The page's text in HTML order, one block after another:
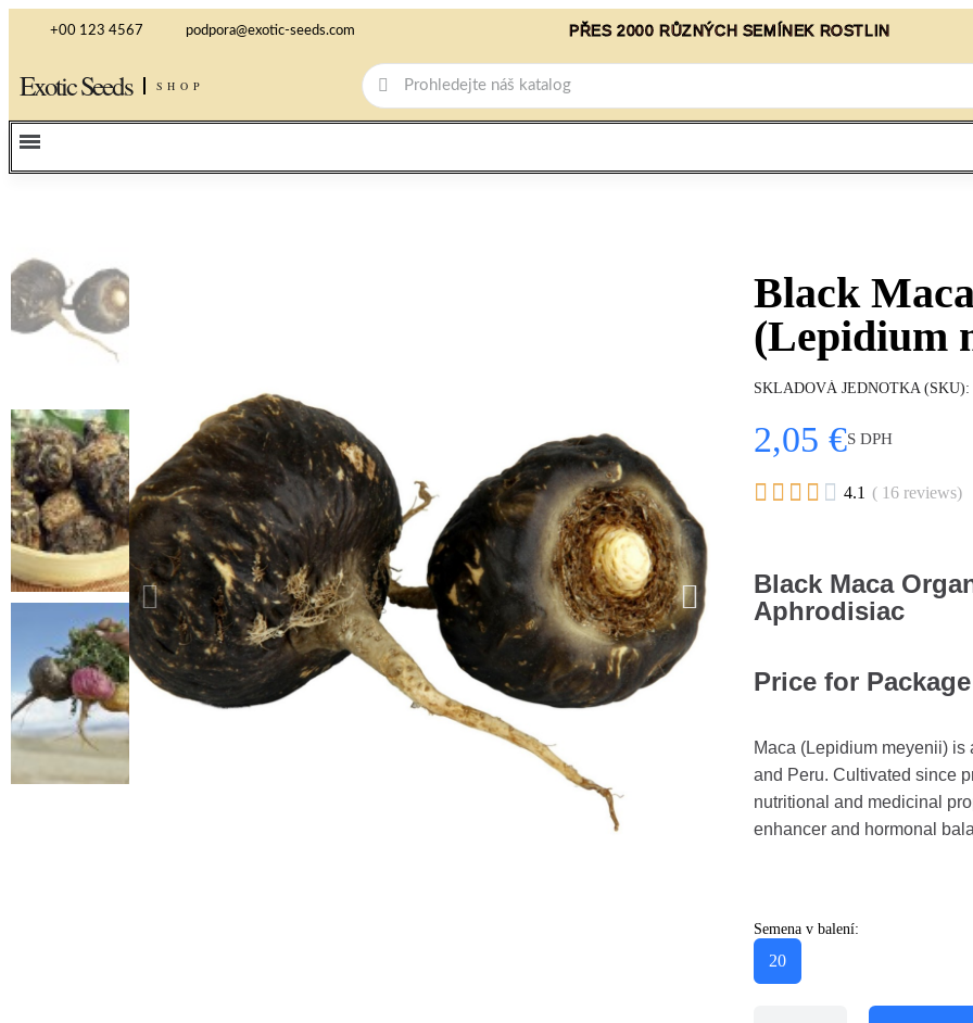
+00 123 4567 podpora@exotic-seeds.com PŘES 2000 RŮZNÝCH SEMÍNEK ROSTLIN
Exotic Seeds SHOP
Black
(Lepidium
SKLADOVÁ JEDNOTKA (SKU)
2,05 €S DPH
     4.1 ( 16 reviews)
Black Maca
Aphrodisiac
Price for
Maca (Lepidium meyenii)
and Peru. Cultivated since
nutritional and medicinal
enhancer and hormonal
Semena v balení:
20